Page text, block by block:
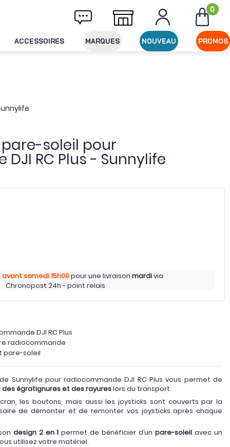
Livraison offerte dès 49€ d'achat 0
ACCESSOIRES MARQUES NOUVEAU PROMOS
soleil pour
RC Plus - Sunnylife
avant samedi15h00pour une livraison mardivia
Chronopost 24h - point relais
DJI RC Plus
radiocommande
pare-soleil
Sunnylife pour radiocommande DJI RC Plus vous permet de
égratignures et des rayureslors du transport.
les boutons, mais aussi les joysticks sont couverts par la
de démonter et de remonter vos joysticks après chaque
design 2 en 1 permet de bénéficier d’unpare-soleil avec un
utilisez votre matériel.